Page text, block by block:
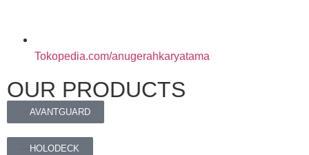
Tokopedia.com/anugerahkaryatama
OUR PRODUCTS
AVANTGUARD
HOLODECK